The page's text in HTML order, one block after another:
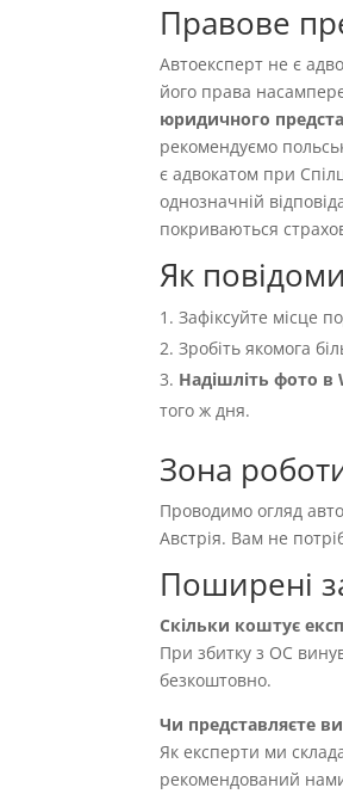
Правове
Автоексперт не є
його права
юридичного
рекомендуємо
є адвокатом при
однозначній
покриваються
Як
Зафіксуйте місце
Зробіть якомога
Надішліть фото в
того ж дня.
Зона
Проводимо огляд
Австрія. Вам не
Поширені
Скільки коштує
При збитку з OC
безкоштовно.
Чи представляєте
Як експерти ми
рекомендований